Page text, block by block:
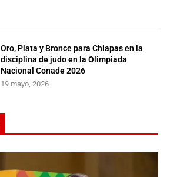
Oro, Plata y Bronce para Chiapas en la
disciplina de judo en la Olimpiada
Nacional Conade 2026
19 mayo, 2026